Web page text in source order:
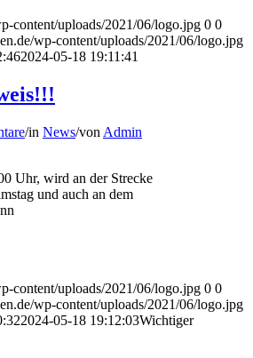
content/uploads/2021/06/logo.jpg 0 0
wp-content/uploads/2021/06/logo.jpg
2024-05-18 19:11:41
/in News/von Admin
Uhr, wird an der Strecke
und auch an dem
content/uploads/2021/06/logo.jpg 0 0
wp-content/uploads/2021/06/logo.jpg
2024-05-18 19:12:03Wichtiger